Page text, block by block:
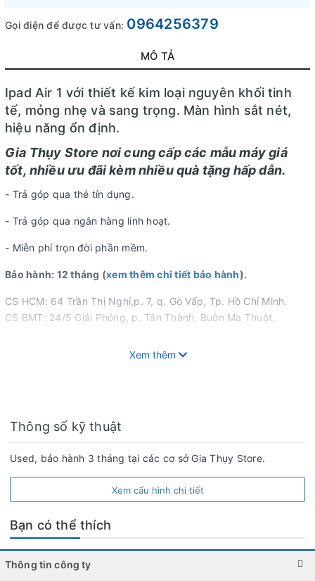
Gọi điện để được tư vấn: 0964256379
MÔ TẢ
Ipad Air 1 với thiết kế kim loại nguyên khối tinh
tế, mỏng nhẹ và sang trọng. Màn hình sắt nét,
hiệu năng ổn định.
Gia Thụy Store nơi cung cấp các mẫu máy giá
tốt, nhiều ưu đãi kèm nhiều quà tặng hấp dẫn.
- Trả góp qua thẻ tín dụng.
- Trả góp qua ngân hàng linh hoạt.
- Miễn phí trọn đời phần mềm.
Bảo hành: 12 tháng (xem thêm chi tiết bảo hành).
CS HCM: 64 Trần Thị Nghỉ,p. 7, q. Gò Vấp, Tp. Hồ Chí Minh.
CS BMT: 24/5 Giải Phóng, p. Tân Thành, Buôn Ma Thuột,
Xem thêm
Thông số kỹ thuật
Used, bảo hành 3 tháng tại các cơ sở Gia Thụy Store.
Xem cấu hình chi tiết
Bạn có thể thích
Thông tin công ty